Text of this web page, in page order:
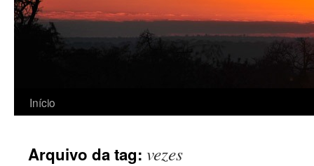
Início
Arquivo da tag: vezes